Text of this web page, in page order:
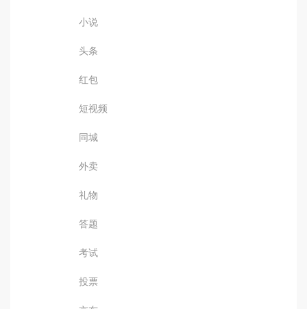
小说
头条
红包
短视频
同城
外卖
礼物
答题
考试
投票